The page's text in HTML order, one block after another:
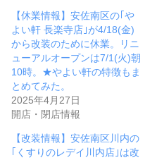
【休業情報】安佐南区の｢や
よい軒 長楽寺店｣が4/18(金)
から改装のために休業。リニ
ューアルオープンは7/1(火)朝
10時。★やよい軒の特徴もま
とめてみた。
2025年4月27日
開店・閉店情報
【改装情報】安佐南区川内の
｢くすりのレデイ川内店｣は改